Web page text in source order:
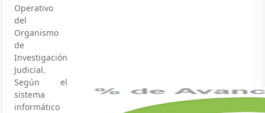
Operativo
del
Organismo
de
Investigación
Judicial.
Según el
sistema
informático